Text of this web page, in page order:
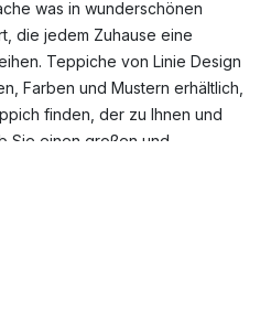
was in wunderschönen
die jedem Zuhause eine
Teppiche von Linie Design
Farben und Mustern erhältlich,
finden, der zu Ihnen und
Sie einen großen und